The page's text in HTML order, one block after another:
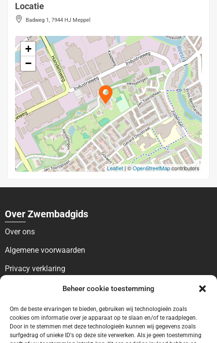
Beheer cookie toestemming
Om de beste ervaringen te bieden, gebruiken wij technologieën zoals
cookies om informatie over je apparaat op te slaan en/of te raadplegen.
Door in te stemmen met deze technologieën kunnen wij gegevens zoals
surfgedrag of unieke ID's op deze site verwerken. Als je geen toestemming
Locatie
Badweg 1, 7944 HJ Meppel
+
−
Leaflet| ©OpenStreetMapcontributors
Over Zwembadgids
Over ons
Algemene voorwaarden
Privacy verklaring
Voor bezoekers
Blog
Contact